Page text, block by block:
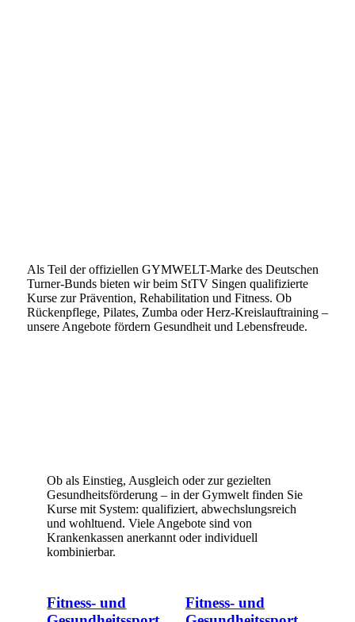
Als Teil der offiziellen GYMWELT-Marke des Deutschen
Turner-Bunds bieten wir beim StTV Singen qualifizierte
Kurse zur Prävention, Rehabilitation und Fitness. Ob
Rückenpflege, Pilates, Zumba oder Herz-Kreislauftraining –
unsere Angebote fördern Gesundheit und Lebensfreude.
Ob als Einstieg, Ausgleich oder zur gezielten
Gesundheitsförderung – in der Gymwelt finden Sie
Kurse mit System: qualifiziert, abwechslungsreich
und wohltuend. Viele Angebote sind von
Krankenkassen anerkannt oder individuell
kombinierbar.
Fitness- und
Fitness- und